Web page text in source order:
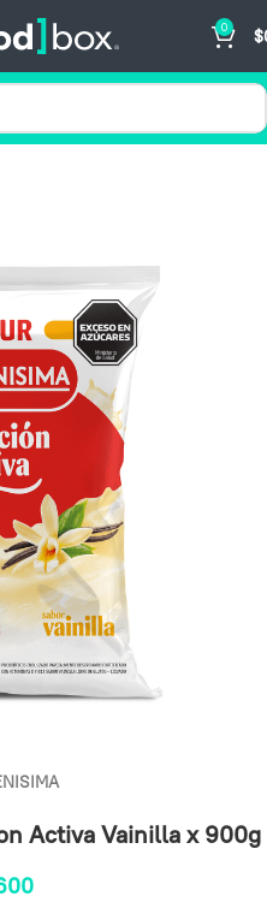
0 $
Activa Vainilla x 900g